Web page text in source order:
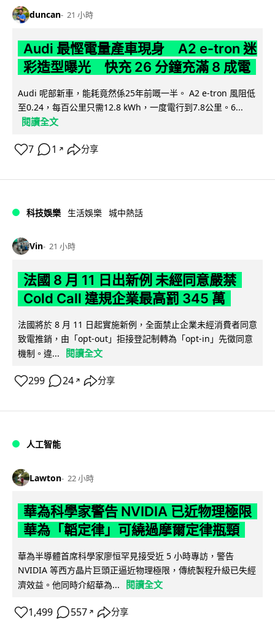
duncan 21 小時
Audi 最慳電量產車現身 A2 e-tron 迷
彩造型曝光 快充 26 分鐘充滿 8 成電
Audi 呢部新車，能耗竟然係25年前嘅一半。 A2 e-tron 風阻低
至0.24，每百公里只需12.8 kWh，一度電行到7.8公里。6...
閱讀全文
7 1 ↗ 分享
科技娛樂 生活娛樂 城中熱話
Vin 21 小時
法國 8 月 11 日出新例 未經同意嚴禁
Cold Call 違規企業最高罰 345 萬
法國將於 8 月 11 日起實施新例，全面禁止企業未經消費者同意
致電推銷，由「opt-out」拒接登記制轉為「opt-in」先徵同意
機制。違...
閱讀全文
299 24 ↗ 分享
人工智能
Lawton 22 小時
華為科學家警告 NVIDIA 已近物理極限
華為「韜定律」可繞過摩爾定律瓶頸
華為半導體首席科學家廖恒罕見接受近 5 小時專訪，警告
NVIDIA 等西方晶片巨頭正逼近物理極限，傳統製程升級已失經
濟效益。他同時介紹華為...
閱讀全文
1,499 557 ↗ 分享